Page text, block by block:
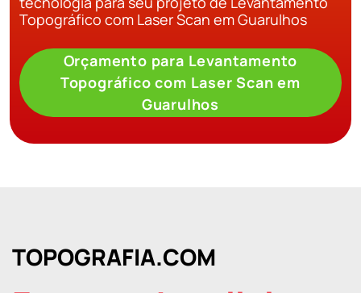
Topográfico com Laser Scan em Guarulhos
Orçamento para Levantamento
Topográfico com Laser Scan em
Guarulhos
TOPOGRAFIA.COM